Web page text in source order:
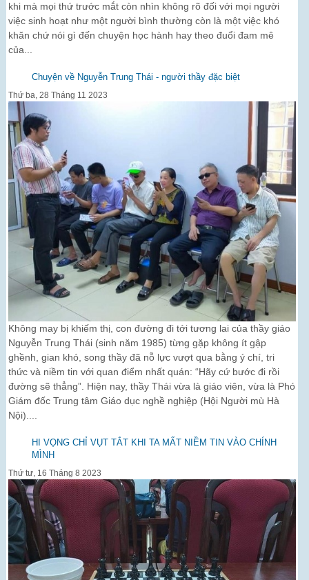
khi mà mọi thứ trước mắt còn nhìn không rõ đối với mọi người
việc sinh hoạt như một người bình thường còn là một việc khó
khăn chứ nói gì đến chuyện học hành hay theo đuổi đam mê
của...
Chuyện về Nguyễn Trung Thái - người thầy đặc biệt
Thứ ba, 28 Tháng 11 2023
Không may bị khiếm thị, con đường đi tới tương lai của thầy giáo
Nguyễn Trung Thái (sinh năm 1985) từng gặp không ít gập
ghềnh, gian khó, song thầy đã nỗ lực vượt qua bằng ý chí, tri
thức và niềm tin với quan điểm nhất quán: “Hãy cứ bước đi rồi
đường sẽ thẳng”. Hiện nay, thầy Thái vừa là giáo viên, vừa là Phó
Giám đốc Trung tâm Giáo dục nghề nghiệp (Hội Người mù Hà
Nội)....
HI VỌNG CHỈ VỤT TẮT KHI TA MẤT NIỀM TIN VÀO CHÍNH
MÌNH
Thứ tư, 16 Tháng 8 2023